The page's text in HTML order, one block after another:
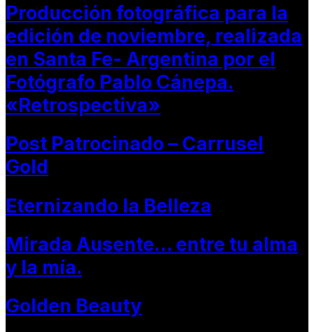
Producción fotográfica para la
edición de noviembre, realizada
en Santa Fe- Argentina por el
Fotógrafo Pablo Cánepa.
«Retrospectiva»
Post Patrocinado – Carrusel
Gold
Eternizando la Belleza
Mirada Ausente… entre tu alma
y la mía.
Golden Beauty